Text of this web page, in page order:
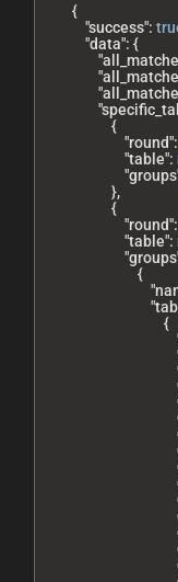
{
"success":
"data": {
{
"round":
"table":
},
{
"round":
"table":
{
{